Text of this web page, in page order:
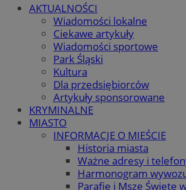
AKTUALNOŚCI
Wiadomości lokalne
Ciekawe artykuły
Wiadomości sportowe
Park Śląski
Kultura
Dla przedsiębiorców
Artykuły sponsorowane
KRYMINALNE
MIASTO
INFORMACJE O MIEŚCIE
Historia miasta
Ważne adresy i
Harmonogram
Parafie i Msze Święte